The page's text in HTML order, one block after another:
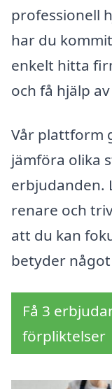
professionell
har du
enkelt hitta
och få hjälp
Vår plattform
jämföra olika
erbjudanden.
renare och
att du kan
betyder
Få 3
förpliktelser